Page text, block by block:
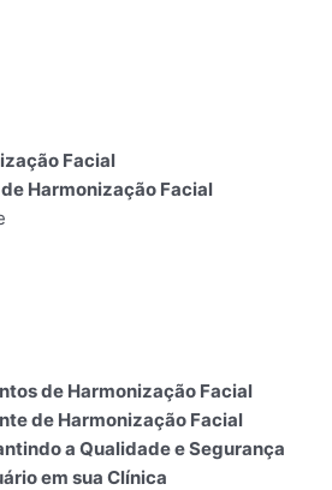
Facial
Harmonização Facial
de Harmonização Facial
de Harmonização Facial
a Qualidade e Segurança
em sua Clínica